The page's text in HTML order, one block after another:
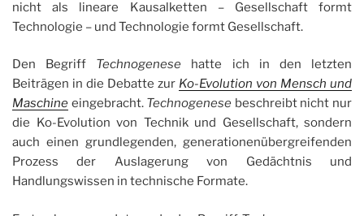
nicht als lineare Kausalketten – Gesellschaft formt
Technologie – und Technologie formt Gesellschaft.
Den Begriff Technogenese hatte ich in den letzten
Beiträgen in die Debatte zur Ko-Evolution von Mensch und
Maschine eingebracht. Technogenese beschreibt nicht nur
die Ko-Evolution von Technik und Gesellschaft, sondern
auch einen grundlegenden, generationenübergreifenden
Prozess der Auslagerung von Gedächtnis und
Handlungswissen in technische Formate.